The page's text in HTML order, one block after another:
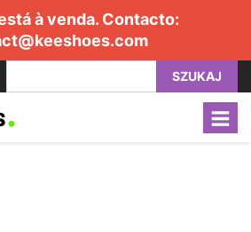
à venda. Contacto:
SZUKAJ